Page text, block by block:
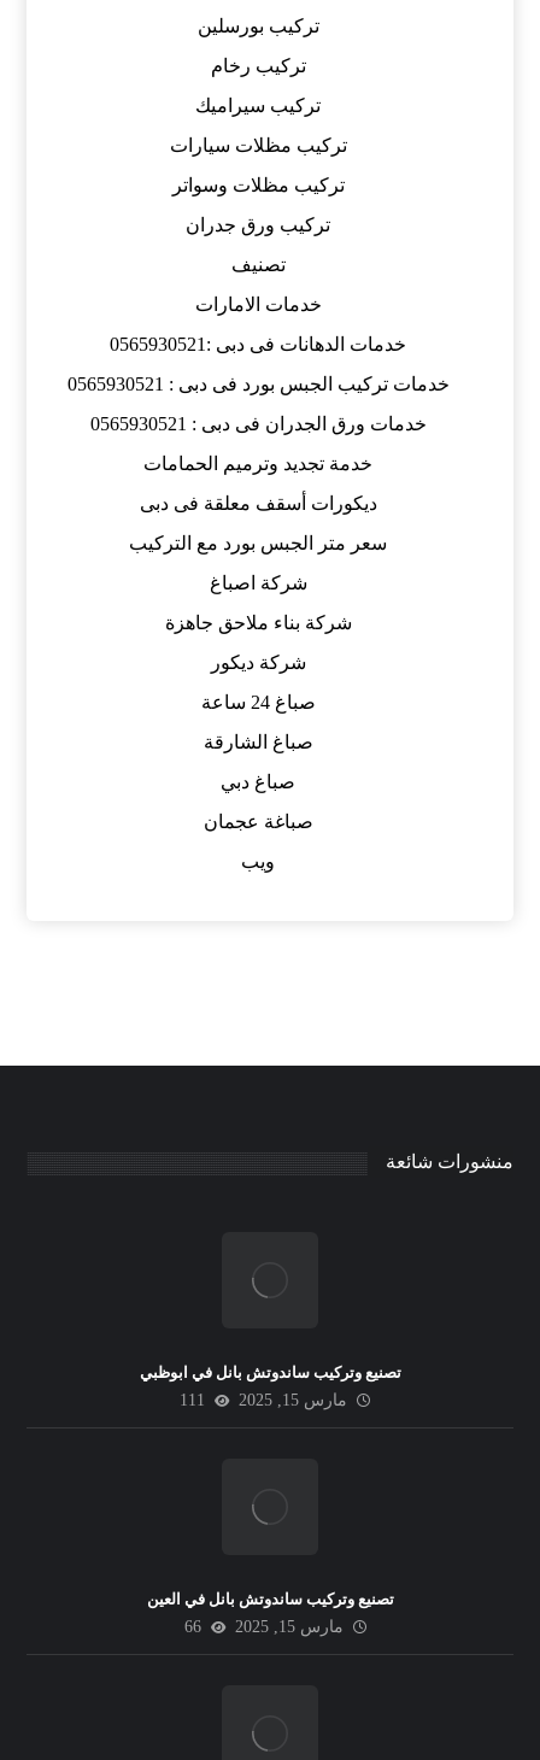
تركيب بورسلين
تركيب رخام
تركيب سيراميك
تركيب مظلات سيارات
تركيب مظلات وسواتر
تركيب ورق جدران
تصنيف
خدمات الامارات
خدمات الدهانات فى دبى :0565930521
خدمات تركيب الجبس بورد فى دبى : 0565930521
خدمات ورق الجدران فى دبى : 0565930521
خدمة تجديد وترميم الحمامات
ديكورات أسقف معلقة فى دبى
سعر متر الجبس بورد مع التركيب
شركة اصباغ
شركة بناء ملاحق جاهزة
شركة ديكور
صباغ 24 ساعة
صباغ الشارقة
صباغ دبي
صباغة عجمان
ويب
منشورات شائعة
تصنيع وتركيب ساندوتش بانل في ابوظبي
مارس 15, 2025
111
تصنيع وتركيب ساندوتش بانل في العين
مارس 15, 2025
66